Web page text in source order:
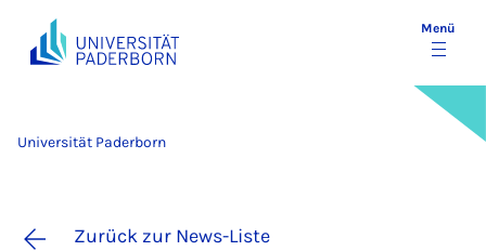
Menü
Universität Paderborn
Zurück zur News-Liste